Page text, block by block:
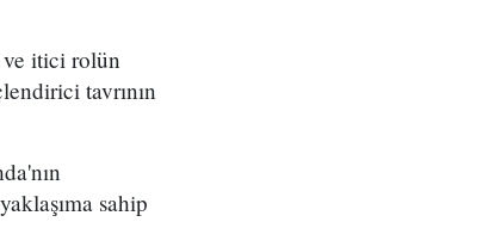
ve itici rolün
tavrının
sahip